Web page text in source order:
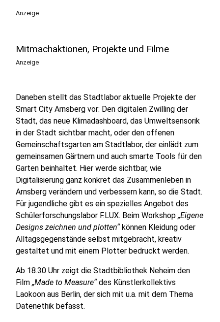
Anzeige
Mitmachaktionen, Projekte und Filme
Anzeige
Daneben stellt das Stadtlabor aktuelle Projekte der
Smart City Arnsberg vor: Den digitalen Zwilling der
Stadt, das neue Klimadashboard, das Umweltsensorik
in der Stadt sichtbar macht, oder den offenen
Gemeinschaftsgarten am Stadtlabor, der einlädt zum
gemeinsamen Gärtnern und auch smarte Tools für den
Garten beinhaltet. Hier werde sichtbar, wie
Digitalisierung ganz konkret das Zusammenleben in
Arnsberg verändern und verbessern kann, so die Stadt.
Für jugendliche gibt es ein spezielles Angebot des
Schülerforschungslabor F.LUX. Beim Workshop „Eigene
Designs zeichnen und plotten“können Kleidung oder
Alltagsgegenstände selbst mitgebracht, kreativ
gestaltet und mit einem Plotter bedruckt werden.
Ab 18.30 Uhr zeigt die Stadtbibliothek Neheim den
Film „Made to Measure“des Künstlerkollektivs
Laokoon aus Berlin, der sich mit u.a. mit dem Thema
Datenethik befasst.